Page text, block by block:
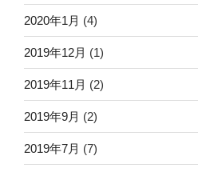
2020年1月 (4)
2019年12月 (1)
2019年11月 (2)
2019年9月 (2)
2019年7月 (7)